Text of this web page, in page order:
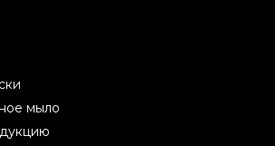
мыло